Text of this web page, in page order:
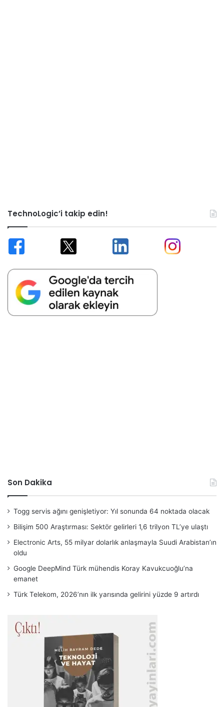
TechnoLogic’i takip edin!
Son Dakika
Togg servis ağını genişletiyor: Yıl sonunda 64 noktada olacak
Bilişim 500 Araştırması: Sektör gelirleri 1,6 trilyon TL’ye ulaştı
Electronic Arts, 55 milyar dolarlık anlaşmayla Suudi Arabistan’ın
oldu
Google DeepMind Türk mühendis Koray Kavukcuoğlu’na
emanet
Türk Telekom, 2026’nın ilk yarısında gelirini yüzde 9 artırdı